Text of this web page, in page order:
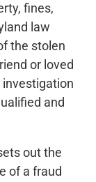
fines,
law
the stolen
or loved
investigation
and
out the
of a fraud